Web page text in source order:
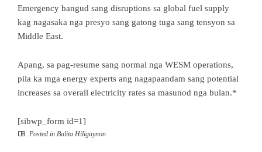
Emergency bangud sang disruptions sa global fuel supply
kag nagasaka nga presyo sang gatong tuga sang tensyon sa
Middle East.
Apang, sa pag-resume sang normal nga WESM operations,
pila ka mga energy experts ang nagapaandam sang potential
increases sa overall electricity rates sa masunod nga bulan.*
[sibwp_form id=1]
Posted in Balita Hiligaynon